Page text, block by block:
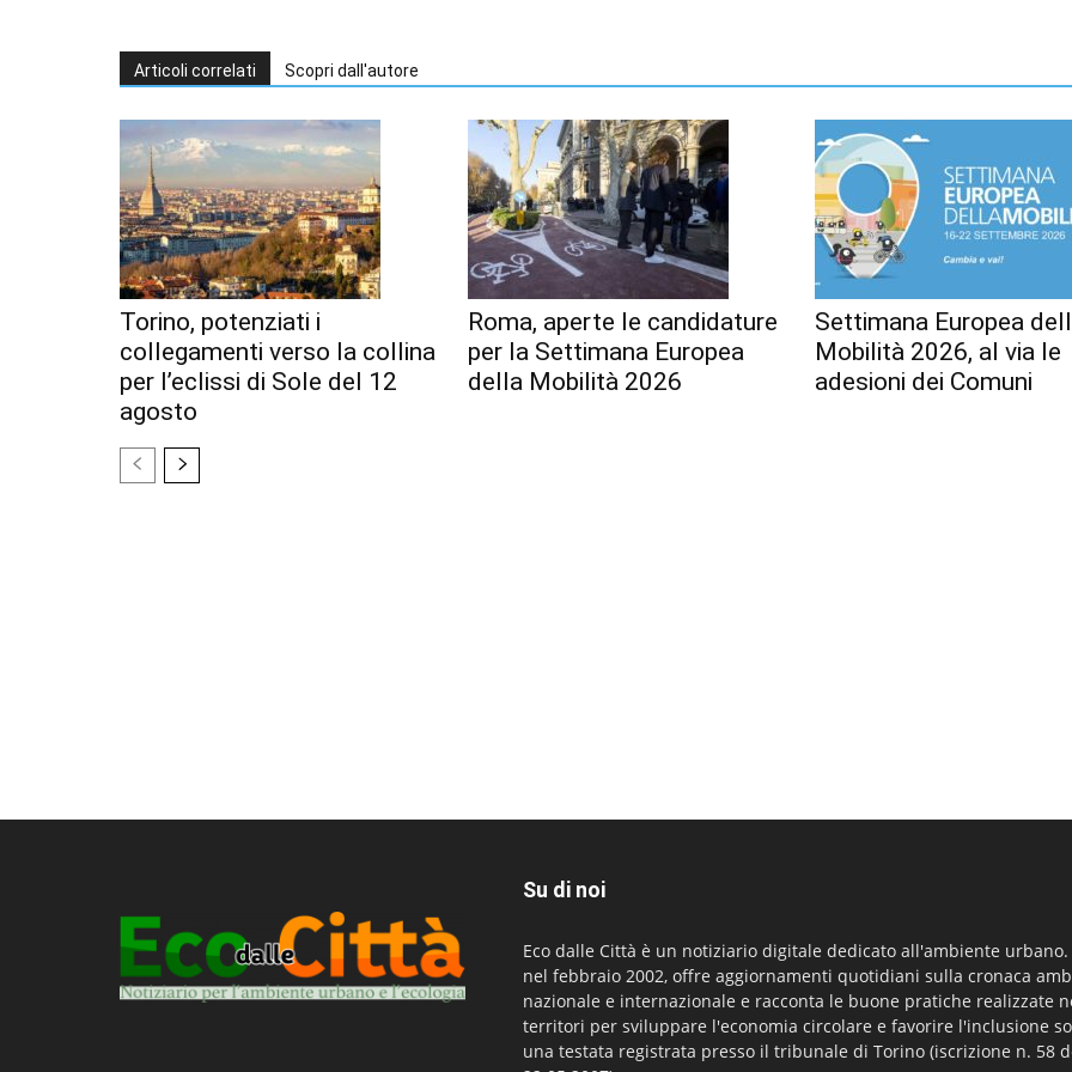
Articoli correlati Scopri dall'autore
Torino, potenziati i
collegamenti verso la collina
per l’eclissi di Sole del 12
agosto
Roma, aperte le candidature
per la Settimana Europea
della Mobilità 2026
Settimana Europea
Mobilità 2026, al via le
adesioni dei Comuni
Su di noi
Eco dalle Città è un notiziario digitale dedicato all'ambiente
nel febbraio 2002, offre aggiornamenti quotidiani sulla cronaca
nazionale e internazionale e racconta le buone pratiche realizzate
territori per sviluppare l'economia circolare e favorire l'inclusione
una testata registrata presso il tribunale di Torino (iscrizione n. 58